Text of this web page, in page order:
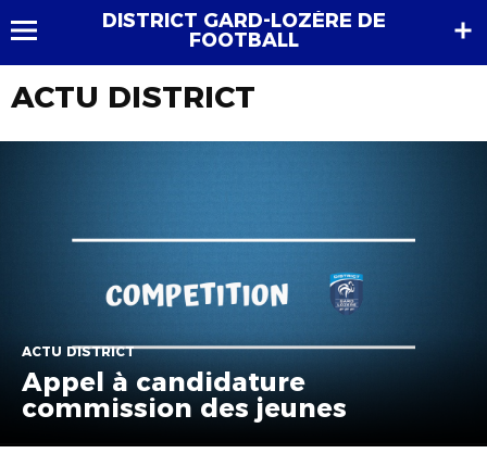
DISTRICT GARD-LOZÈRE DE
FOOTBALL
ACTU DISTRICT
ACTU DISTRICT
Appel à candidature
commission des jeunes